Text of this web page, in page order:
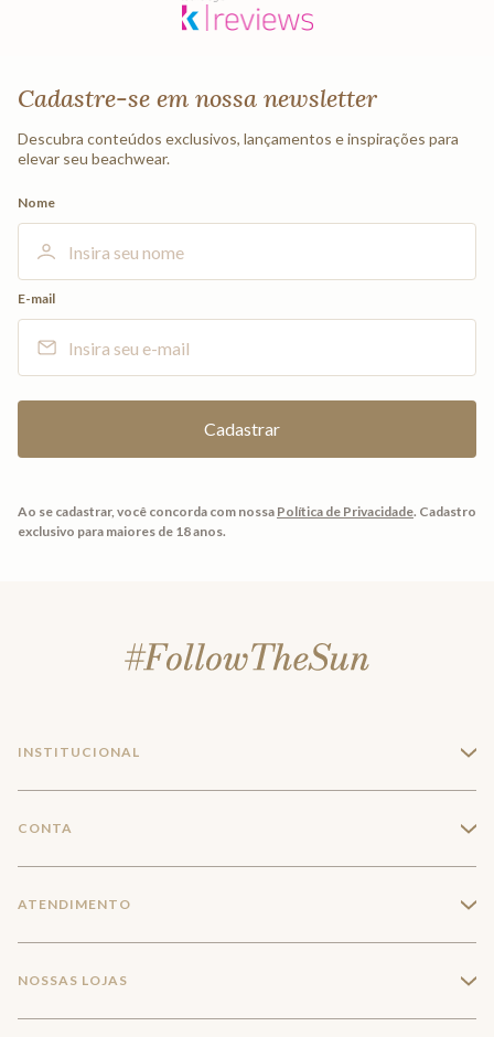
Cadastre-se em nossa newsletter
Descubra conteúdos exclusivos, lançamentos e inspirações para
elevar seu beachwear.
Nome
E-mail
Ao se cadastrar, você concorda com nossa Política de Privacidade. Cadastro
exclusivo para maiores de 18 anos.
INSTITUCIONAL +
Trabalhe conosco
CONTA +
Meus pedidos
ATENDIMENTO +
NOSSAS LOJAS +